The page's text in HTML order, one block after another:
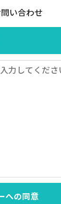
い合わせ
への同意